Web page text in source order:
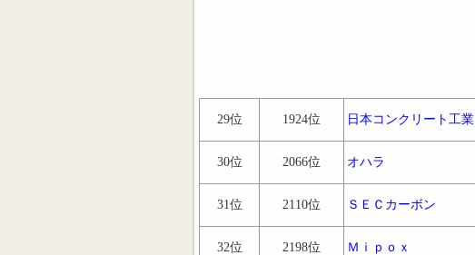
29位 1924位 日本コンクリート工業
30位 2066位 オハラ
31位 2110位 ＳＥＣカーボン
32位 2198位 Ｍｉｐｏｘ